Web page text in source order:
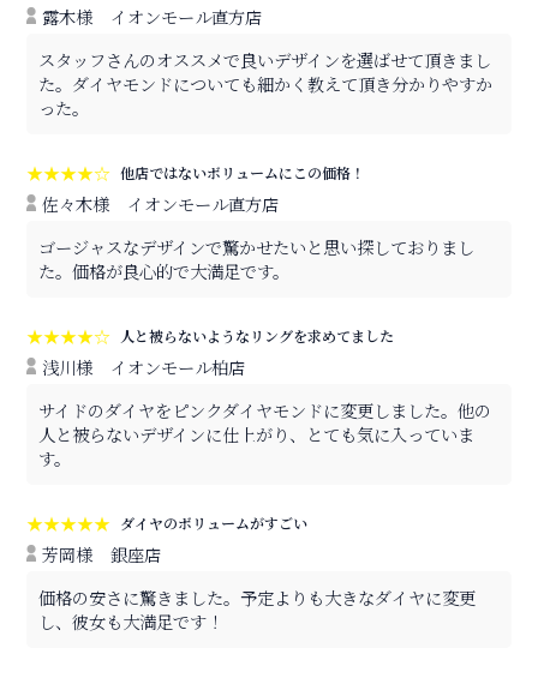
露木様
イオンモール直方店
スタッフさんのオススメで良いデザインを選ばせて頂きまし
た。ダイヤモンドについても細かく教えて頂き分かりやすか
った。
★★★★☆ 他店ではないボリュームにこの価格！
佐々木様
イオンモール直方店
ゴージャスなデザインで驚かせたいと思い探しておりまし
た。価格が良心的で大満足です。
★★★★☆ 人と被らないようなリングを求めてました
浅川様
イオンモール柏店
サイドのダイヤをピンクダイヤモンドに変更しました。他の
人と被らないデザインに仕上がり、とても気に入っていま
す。
★★★★★ ダイヤのボリュームがすごい
芳岡様
銀座店
価格の安さに驚きました。予定よりも大きなダイヤに変更
し、彼女も大満足です！